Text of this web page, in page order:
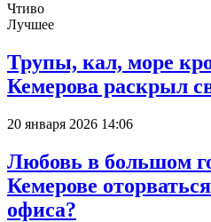
Чтиво
Лучшее
Трупы, кал, море
Кемерова раскрыл
20 января 2026 14:06
Любовь в большом
Кемерове
офиса?